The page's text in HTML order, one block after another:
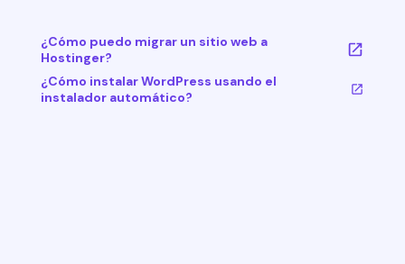
¿Cómo puedo migrar un sitio web a
Hostinger?
¿Cómo instalar WordPress usando el
instalador automático?